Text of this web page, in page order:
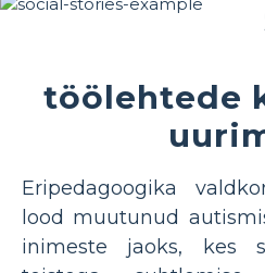
töölehtede
Eripedagoogika
lood muutunud
inimeste jaoks, kes